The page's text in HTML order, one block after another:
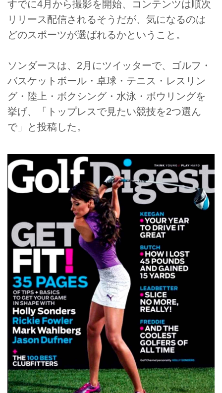
すでに4月から撮影を開始、コンテンツは順次
リリース配信されるそうだが、気になるのは
どのスポーツが選ばれるかということ。
ソンダースは、2月にツイッターで、ゴルフ・
バスケットボール・卓球・テニス・レスリン
グ・陸上・ボクシング・水泳・ボウリングを
挙げ、「トップレスで見たい競技を2つ選ん
で」と投稿した。